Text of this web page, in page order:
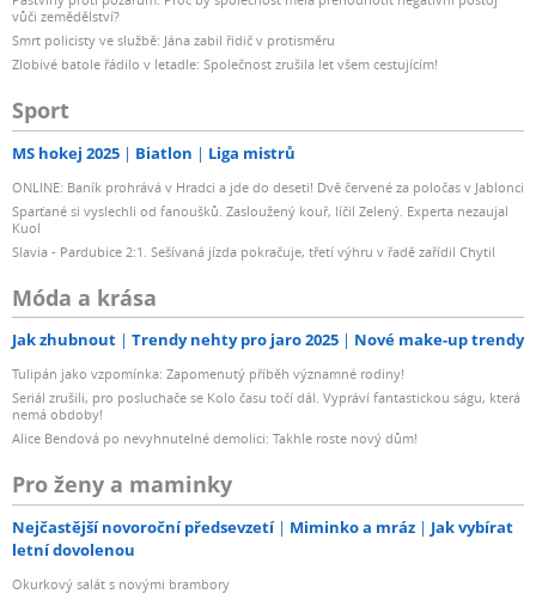
vůči zemědělství?
Smrt policisty ve službě: Jána zabil řidič v protisměru
Zlobivé batole řádilo v letadle: Společnost zrušila let všem cestujícím!
Sport
MS hokej 2025 Biatlon Liga mistrů
ONLINE: Baník prohrává v Hradci a jde do deseti! Dvě červené za poločas v Jablonci
Sparťané si vyslechli od fanoušků. Zasloužený kouř, líčil Zelený. Experta nezaujal
Kuol
Slavia - Pardubice 2:1. Sešívaná jízda pokračuje, třetí výhru v řadě zařídil Chytil
Móda a krása
Jak zhubnout Trendy nehty pro jaro 2025 Nové make-up trendy
Tulipán jako vzpomínka: Zapomenutý příběh významné rodiny!
Seriál zrušili, pro posluchače se Kolo času točí dál. Vypráví fantastickou ságu, která
nemá obdoby!
Alice Bendová po nevyhnutelné demolici: Takhle roste nový dům!
Pro ženy a maminky
Nejčastější novoroční předsevzetí Miminko a mráz
Jak vybírat
letní dovolenou
Okurkový salát s novými brambory